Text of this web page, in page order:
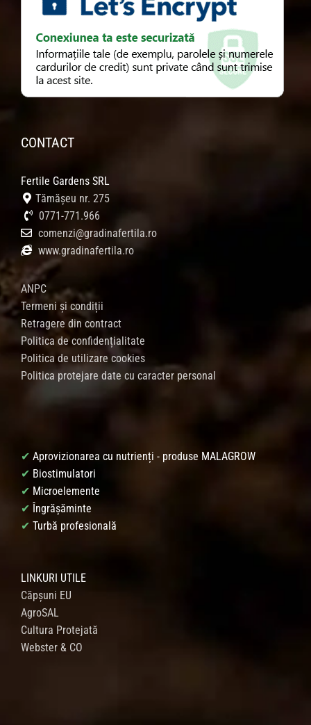
CONTACT
Fertile Gardens SRL
Tămășeu nr. 275
0771-771.966
comenzi@gradinafertila.ro
www.gradinafertila.ro
ANPC
Termeni și condiții
Retragere din contract
Politica de confidențialitate
Politica de utilizare cookies
Politica protejare date cu caracter personal
✔ Aprovizionarea cu nutrienți - produse MALAGROW
✔ Biostimulatori
✔ Microelemente
✔ Îngrășăminte
✔ Turbă profesională
LINKURI UTILE
Căpșuni EU
AgroSAL
Cultura Protejată
Webster & CO